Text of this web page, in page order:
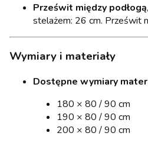
Prześwit między podłogą
stelażem: 26 cm. Prześwit
Wymiary i materiały
Dostępne wymiary
180 × 80 / 90 cm
190 × 80 / 90 cm
200 × 80 / 90 cm